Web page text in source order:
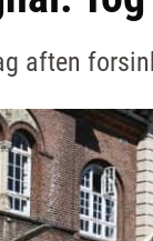
aften